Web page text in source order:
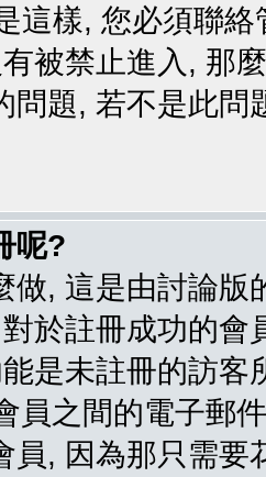
這樣, 您必須聯
被禁止進入, 那
問題, 若不是此
呢?
做, 這是由討論
於註冊成功的
是未註冊的訪
員之間的電子郵
員, 因為那只需要